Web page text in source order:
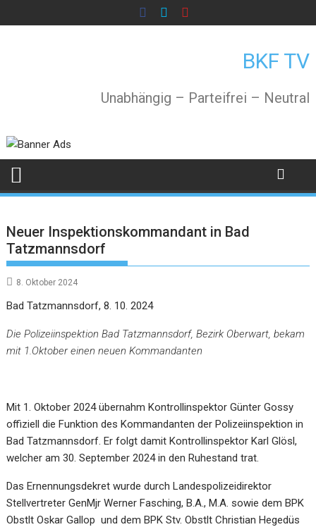
to
BKF TV
Unabhängig – Parteifrei – Neutral
Neuer Inspektionskommandant in Bad
Tatzmannsdorf
8. Oktober 2024
Bad Tatzmannsdorf, 8. 10. 2024
Die Polizeiinspektion Bad Tatzmannsdorf, Bezirk Oberwart, bekam
mit 1.Oktober einen neuen Kommandanten
Mit 1. Oktober 2024 übernahm Kontrollinspektor Günter Gossy
offiziell die Funktion des Kommandanten der Polizeiinspektion in
Bad Tatzmannsdorf. Er folgt damit Kontrollinspektor Karl Glösl,
welcher am 30. September 2024 in den Ruhestand trat.
Das Ernennungsdekret wurde durch Landespolizeidirektor
Stellvertreter GenMjr Werner Fasching, B.A., M.A. sowie dem BPK
Obstlt Oskar Gallop und dem BPK Stv. Obstlt Christian Hegedüs